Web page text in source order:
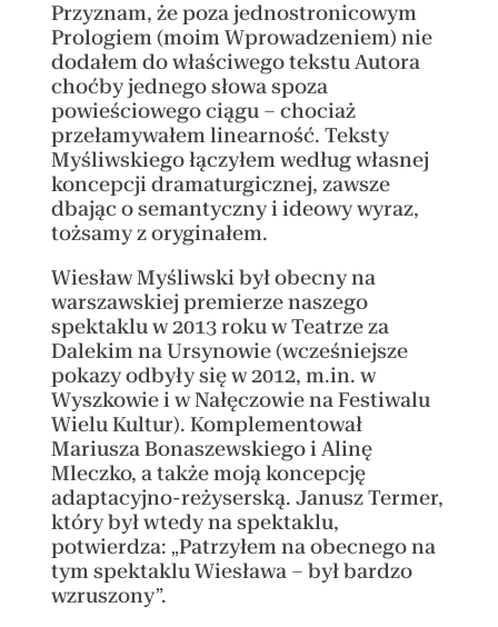
Przyznam, że poza jednostronicowym
Prologiem (moim Wprowadzeniem) nie
dodałem do właściwego tekstu Autora
choćby jednego słowa spoza
powieściowego ciągu – chociaż
przełamywałem linearność. Teksty
Myśliwskiego łączyłem według własnej
koncepcji dramaturgicznej, zawsze
dbając o semantyczny i ideowy wyraz,
tożsamy z oryginałem.
Wiesław Myśliwski był obecny na
warszawskiej premierze naszego
spektaklu w 2013 roku w Teatrze za
Dalekim na Ursynowie (wcześniejsze
pokazy odbyły się w 2012, m.in. w
Wyszkowie i w Nałęczowie na Festiwalu
Wielu Kultur). Komplementował
Mariusza Bonaszewskiego i Alinę
Mleczko, a także moją koncepcję
adaptacyjno-reżyserską. Janusz Termer,
który był wtedy na spektaklu,
potwierdza: „Patrzyłem na obecnego na
tym spektaklu Wiesława – był bardzo
wzruszony”.